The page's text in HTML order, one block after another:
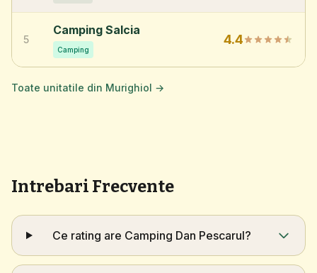
5
Camping Salcia
Camping
4.4
Toate unitatile din Murighiol →
Intrebari Frecvente
Ce rating are Camping Dan Pescarul?